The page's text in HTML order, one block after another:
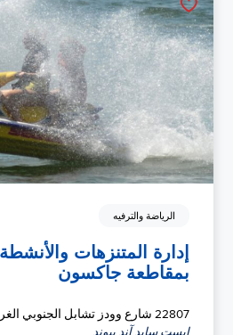
الرياضة والترفيه
إدارة المتنزهات والأنشطة
بمقاطعة جاكسون
22807 شارع وودز تشابل الجنوبي الغربي،